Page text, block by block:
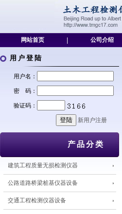
网站首页 公司介绍
用户登陆
用户名：
密 码：
验证码：
新用户注册
产品分类
建筑工程质量无损检测仪器
公路道路桥梁桩基仪器设备
交通工程检测仪器设备